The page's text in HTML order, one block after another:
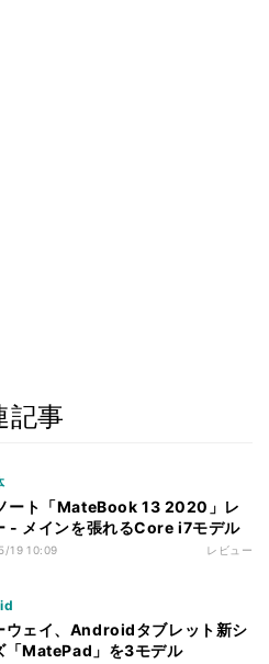
記事
ート「MateBook 13 2020」レ
- メインを張れるCore i7モデル
19 10:09 レビュー
ウェイ、Androidタブレット新シ
「MatePad」を3モデル